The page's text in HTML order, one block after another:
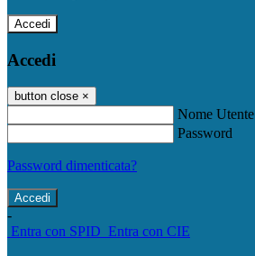
Accedi
Accedi
button close ×
Nome Utente
Password
Password dimenticata?
-
Entra con SPID Entra con CIE